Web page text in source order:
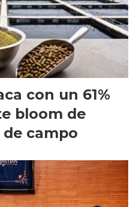
con un 61%
bloom de
campo